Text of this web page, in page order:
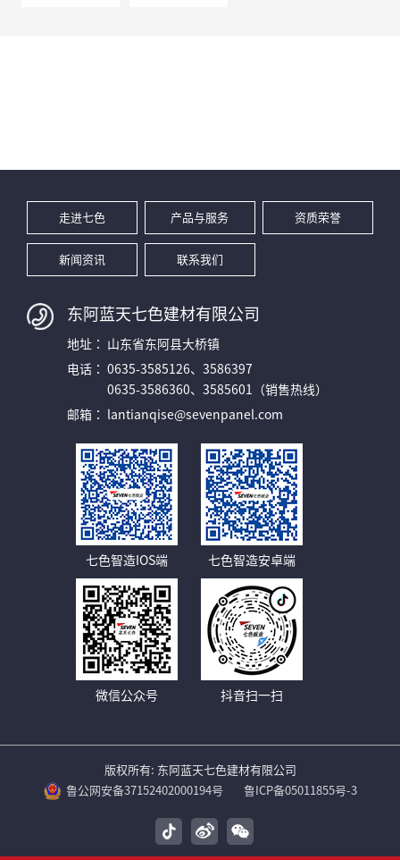
走进七色 产品与服务 资质荣誉
新闻资讯 联系我们
东阿蓝天七色建材有限公司
地址：
山东省东阿县大桥镇
电话：
0635-3585126、3586397
0635-3586360、3585601（销售热线）
邮箱：
lantianqise@sevenpanel.com
七色智造IOS端 七色智造安卓端
微信公众号 抖音扫一扫
版权所有: 东阿蓝天七色建材有限公司
鲁公网安备37152402000194号
鲁ICP备05011855号-3